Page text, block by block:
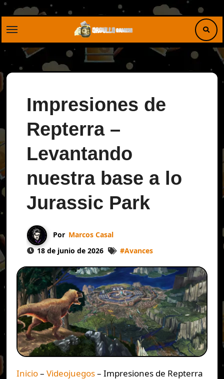
Saltar
Impresiones de
Repterra –
Levantando
nuestra base a lo
Jurassic Park
Por Marcos Casal
18 de junio de 2026
#Avances
Inicio– Videojuegos– Impresiones de Repterra